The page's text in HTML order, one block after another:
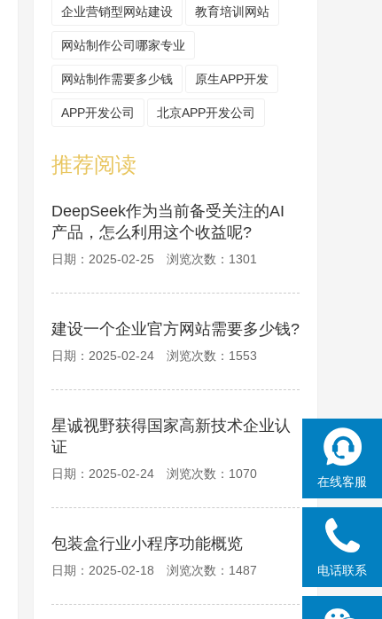
在线客服
电话联系
企业营销型网站建设 教育培训网站
网站制作公司哪家专业
网站制作需要多少钱 原生APP开发
APP开发公司 北京APP开发公司
推荐阅读
DeepSeek作为当前备受关注的AI
产品，怎么利用这个收益呢?
日期：2025-02-25 浏览次数：1301
建设一个企业官方网站需要多少钱?
日期：2025-02-24 浏览次数：1553
星诚视野获得国家高新技术企业认
证
日期：2025-02-24 浏览次数：1070
包装盒行业小程序功能概览
日期：2025-02-18 浏览次数：1487